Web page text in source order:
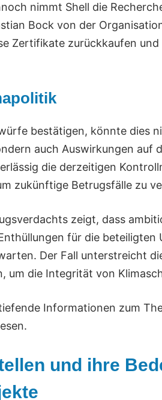
nimmt Shell die
Bock von der
Zertifikate zurückkaufen
bestätigen, könnte dies
auch Auswirkungen auf
die derzeitigen
zukünftige Betrugsfälle zu
zeigt, dass
für die
Der Fall unterstreicht
um die Integrität von
Informationen zum
und ihre